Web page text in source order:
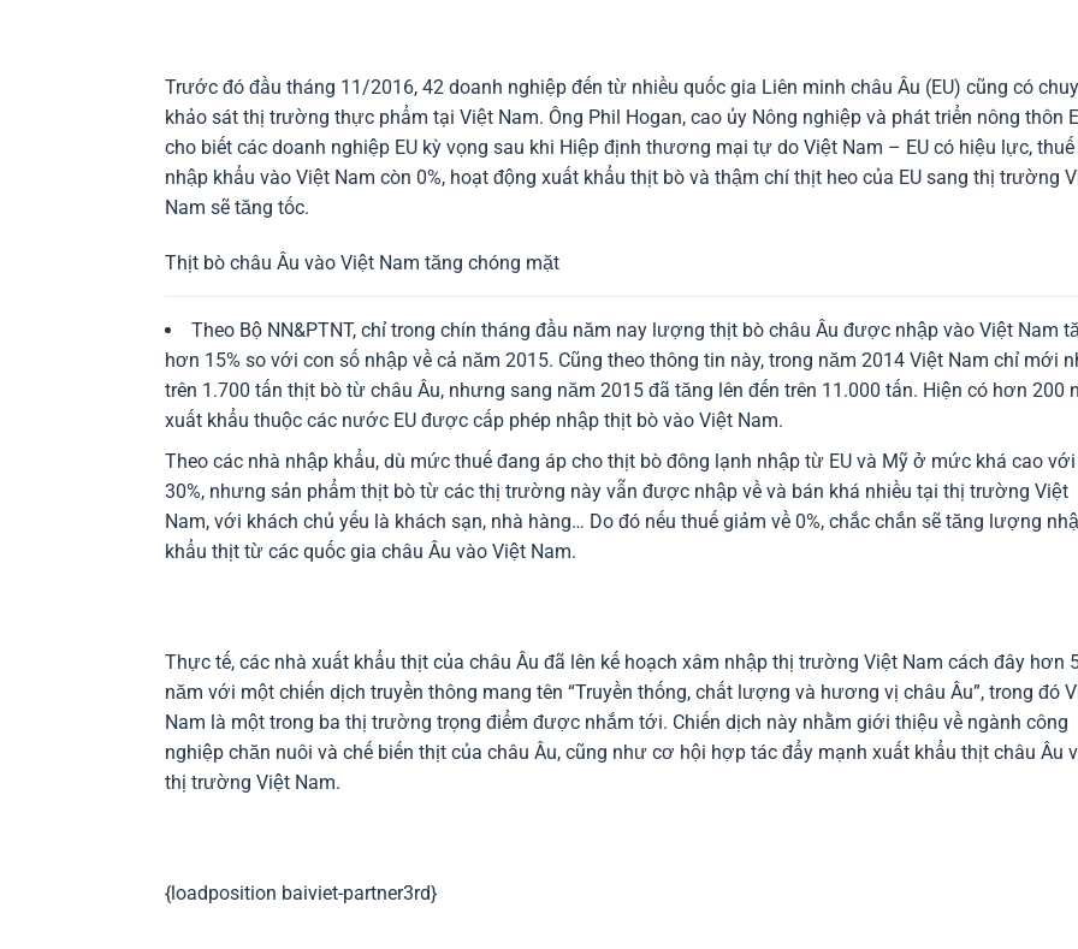
Trước đó đầu tháng 11/2016, 42 doanh nghiệp đến từ nhiều quốc gia Liên minh châu Âu (EU) cũng có
khảo sát thị trường thực phẩm tại Việt Nam. Ông Phil Hogan, cao ủy Nông nghiệp và phát triển nông thôn
cho biết các doanh nghiệp EU kỳ vọng sau khi Hiệp định thương mại tự do Việt Nam – EU có hiệu lực, thuế
nhập khẩu vào Việt Nam còn 0%, hoạt động xuất khẩu thịt bò và thậm chí thịt heo của EU sang thị trường
Nam sẽ tăng tốc.
Thịt bò châu Âu vào Việt Nam tăng chóng mặt
Theo Bộ NN&PTNT, chỉ trong chín tháng đầu năm nay lượng thịt bò châu Âu được nhập vào Việt Nam
hơn 15% so với con số nhập về cả năm 2015. Cũng theo thông tin này, trong năm 2014 Việt Nam chỉ mới
trên 1.700 tấn thịt bò từ châu Âu, nhưng sang năm 2015 đã tăng lên đến trên 11.000 tấn. Hiện có hơn 200
xuất khẩu thuộc các nước EU được cấp phép nhập thịt bò vào Việt Nam.
Theo các nhà nhập khẩu, dù mức thuế đang áp cho thịt bò đông lạnh nhập từ EU và Mỹ ở mức khá cao với
30%, nhưng sản phẩm thịt bò từ các thị trường này vẫn được nhập về và bán khá nhiều tại thị trường Việt
Nam, với khách chủ yếu là khách sạn, nhà hàng… Do đó nếu thuế giảm về 0%, chắc chắn sẽ tăng lượng
khẩu thịt từ các quốc gia châu Âu vào Việt Nam.
Thực tế, các nhà xuất khẩu thịt của châu Âu đã lên kế hoạch xâm nhập thị trường Việt Nam cách đây hơn
năm với một chiến dịch truyền thông mang tên “Truyền thống, chất lượng và hương vị châu Âu”, trong đó
Nam là một trong ba thị trường trọng điểm được nhắm tới. Chiến dịch này nhằm giới thiệu về ngành công
nghiệp chăn nuôi và chế biến thịt của châu Âu, cũng như cơ hội hợp tác đẩy mạnh xuất khẩu thịt châu Âu
thị trường Việt Nam.
{loadposition baiviet-partner3rd}